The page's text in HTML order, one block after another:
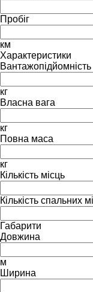
Пробіг
км
Характеристики
Вантажопідйомність
кг
Власна вага
кг
Повна маса
кг
Кількість місць
Кількість спальних
Габарити
Довжина
м
Ширина